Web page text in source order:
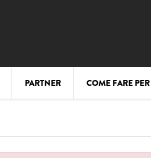
PARTNER COME FARE PER